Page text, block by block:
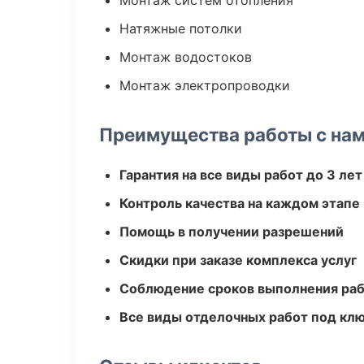
Натяжные потолки
Монтаж водостоков
Монтаж электропроводки
Преимущества работы с
Гарантия на все виды работ до 3 лет
Контроль качества на каждом этапе
Помощь в получении разрешений
Скидки при заказе комплекса услуг
Соблюдение сроков выполнения
Все виды отделочных работ под